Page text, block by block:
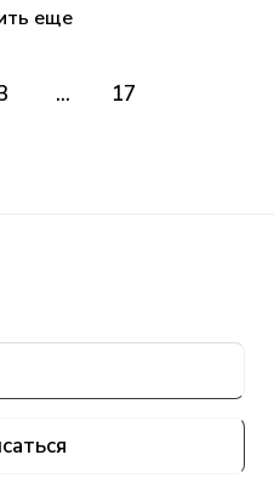
еще
... 17